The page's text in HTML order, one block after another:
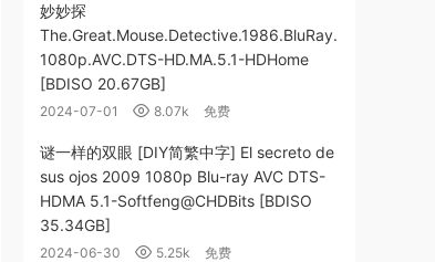
妙妙探
The.Great.Mouse.Detective.1986.BluRay.
1080p.AVC.DTS-HD.MA.5.1-HDHome
[BDISO 20.67GB]
2024-07-01 8.07k 免费
谜一样的双眼 [DIY简繁中字] El secreto de
sus ojos 2009 1080p Blu-ray AVC DTS-
HDMA 5.1-Softfeng@CHDBits [BDISO
35.34GB]
2024-06-30 5.25k 免费